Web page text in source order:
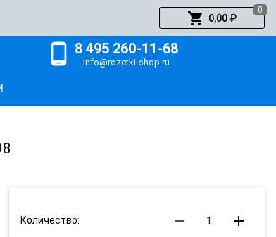
shopping_cart 0,00 ₽
0
phone_android 8 495 260-11-68
info@rozetki-shop.ru
Количество: remove add